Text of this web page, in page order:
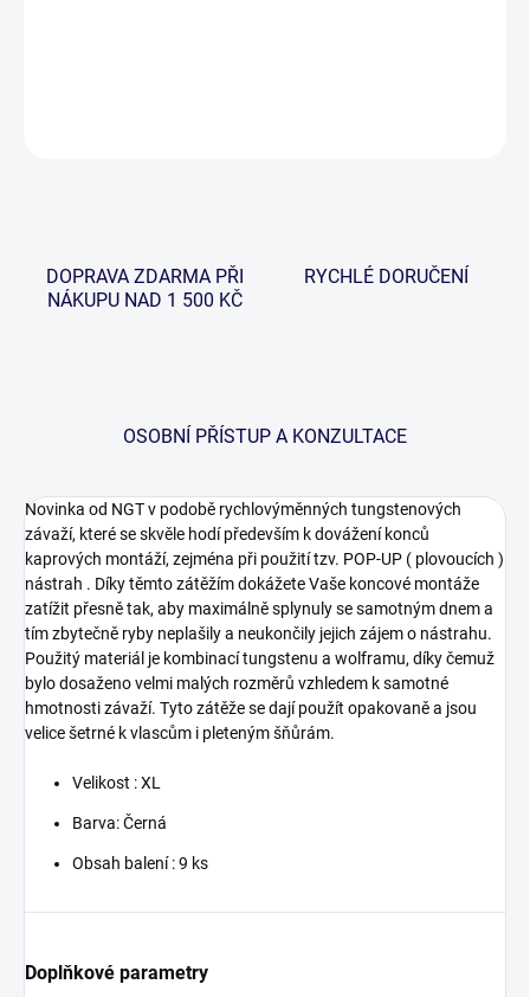
DOPRAVA ZDARMA PŘI
NÁKUPU NAD 1 500 KČ
RYCHLÉ DORUČENÍ
OSOBNÍ PŘÍSTUP A KONZULTACE
Novinka od NGT v podobě rychlovýměnných tungstenových
závaží, které se skvěle hodí především k dovážení konců
kaprových montáží, zejména při použití tzv. POP-UP ( plovoucích )
nástrah . Díky těmto zátěžím dokážete Vaše koncové montáže
zatížit přesně tak, aby maximálně splynuly se samotným dnem a
tím zbytečně ryby neplašily a neukončily jejich zájem o nástrahu.
Použitý materiál je kombinací tungstenu a wolframu, díky čemuž
bylo dosaženo velmi malých rozměrů vzhledem k samotné
hmotnosti závaží. Tyto zátěže se dají použít opakovaně a jsou
velice šetrné k vlascům i pleteným šňůrám.
Velikost : XL
Barva: Černá
Obsah balení : 9 ks
Doplňkové parametry